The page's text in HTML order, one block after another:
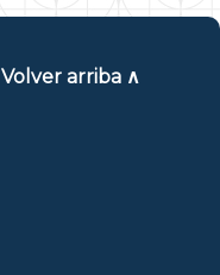
Volver arriba ∧